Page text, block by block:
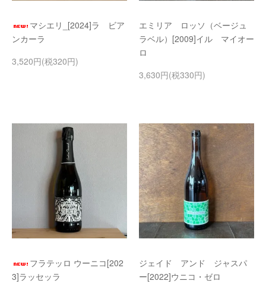
マシエリ_[2024]ラ ビア
ンカーラ
3,520円(税320円)
エミリア ロッソ（ベージュ
ラベル）[2009]イル マイオー
ロ
3,630円(税330円)
フラテッロ ウーニコ[202
3]ラッセッラ
ジェイド アンド ジャスパ
ー[2022]ウニコ・ゼロ